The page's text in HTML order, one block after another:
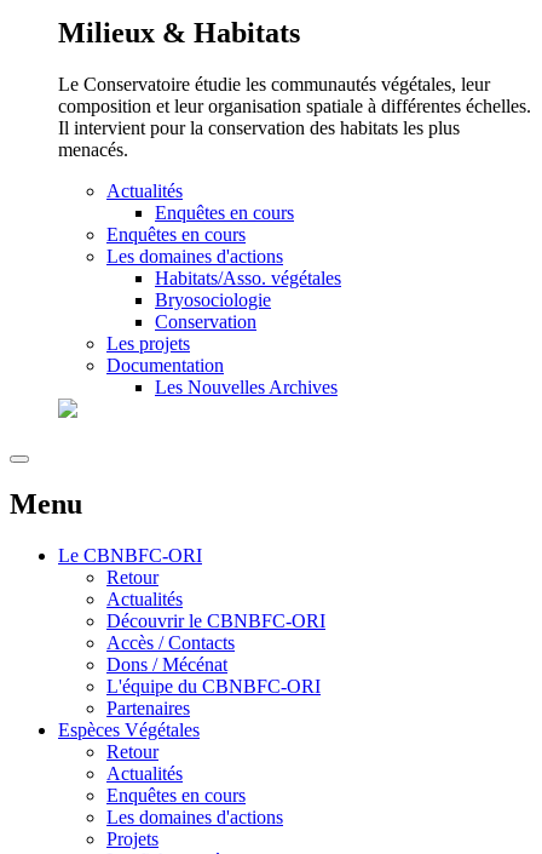
Milieux & Habitats
Le Conservatoire étudie les communautés végétales, leur
composition et leur organisation spatiale à différentes échelles.
Il intervient pour la conservation des habitats les plus
menacés.
Actualités
Enquêtes en cours
Enquêtes en cours
Les domaines d'actions
Habitats/Asso. végétales
Bryosociologie
Conservation
Les projets
Documentation
Les Nouvelles Archives
Menu
Le CBNBFC-ORI
Retour
Actualités
Découvrir le CBNBFC-ORI
Accès / Contacts
Dons / Mécénat
L'équipe du CBNBFC-ORI
Partenaires
Espèces Végétales
Retour
Actualités
Enquêtes en cours
Les domaines d'actions
Projets